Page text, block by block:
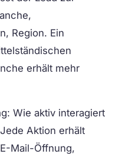
Region. Ein
erhält mehr
Wie aktiv interagiert
Aktion erhält
Mail-Öffnung,